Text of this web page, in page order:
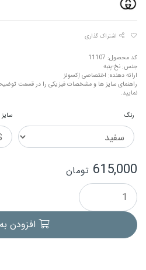
اشتراک گذاری
کد محصول: 11107
جنس: نخ-پنبه
ارائه دهنده: اختصاصی اِکسولز
راهنمای سایز ها و مشخصات فیزیکی را در قسمت
نمایید.
رنگ سایز
615,000 تومان
افزودن